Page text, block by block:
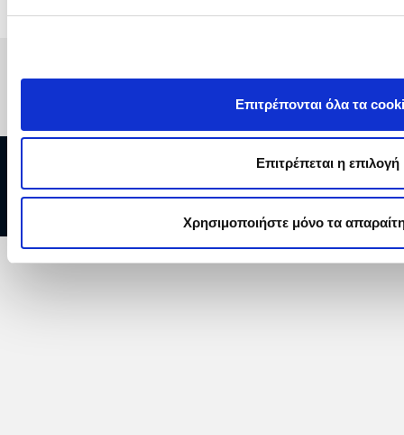
Επιτρέπονται όλα τα
Επιτρέπεται η επιλογή
Χρησιμοποιήστε μόνο τα